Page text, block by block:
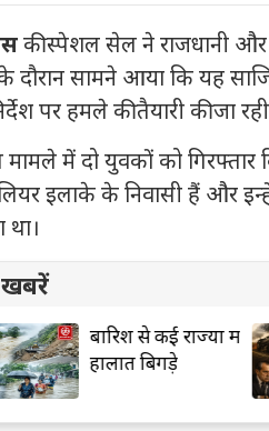
की स्पेशल सेल ने राजधानी
के दौरान सामने आया कि यह
पर हमले की तैयारी की जा
में दो युवकों को गिरफ्तार
इलाके के निवासी हैं और
था।
बारिश से कई राज्यों में
हालात बिगड़े